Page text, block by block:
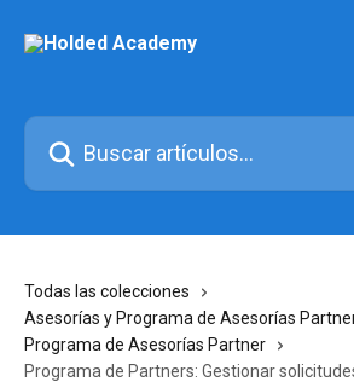
Buscar artículos...
Todas las colecciones
Asesorías y Programa de Asesorías
Programa de Asesorías Partner
Programa de Partners: Gestionar